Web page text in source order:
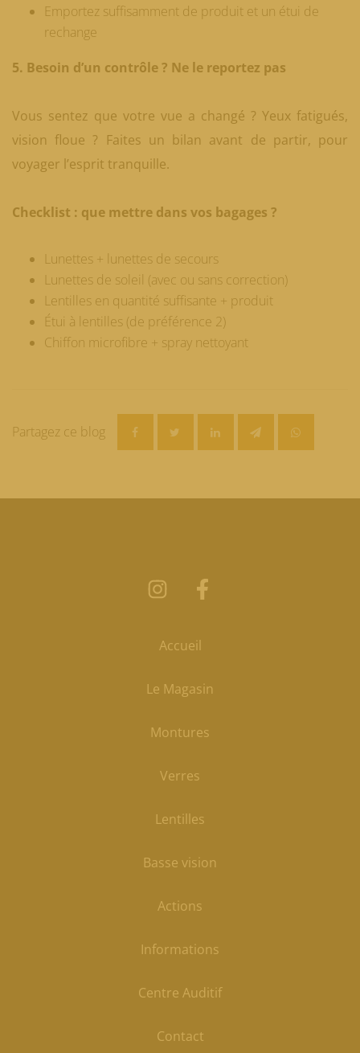
Emportez suffisamment de produit et un étui de
rechange
5. Besoin d’un contrôle ? Ne le reportez pas
Vous sentez que votre vue a changé ? Yeux fatigués,
vision floue ? Faites un bilan avant de partir, pour
voyager l’esprit tranquille.
Checklist : que mettre dans vos bagages ?
Lunettes + lunettes de secours
Lunettes de soleil (avec ou sans correction)
Lentilles en quantité suffisante + produit
Étui à lentilles (de préférence 2)
Chiffon microfibre + spray nettoyant
Partagez ce blog
Accueil
Le Magasin
Montures
Verres
Lentilles
Basse vision
Actions
Informations
Centre Auditif
Contact